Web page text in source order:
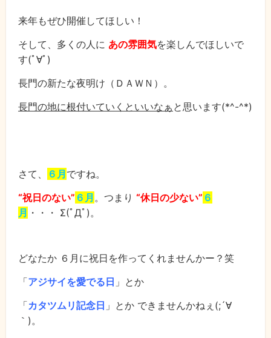
来年もぜひ開催してほしい！
そして、多くの人に あの雰囲気を楽しんでほしいで
す(ﾟ∀ﾟ)
長門の新たな夜明け（ＤＡＷＮ）。
長門の地に根付いていくといいなぁ と思います(*^-^*)
さて、 ６月 ですね。
“祝日のない” ６月 。つまり “休日の少ない” ６
月 ・・・ Σ(ﾟДﾟ)。
どなたか ６月に祝日を作ってくれませんかー？笑
「アジサイを愛でる日 」とか
「カタツムリ記念日 」とか できませんかねぇ(;´∀
｀)。